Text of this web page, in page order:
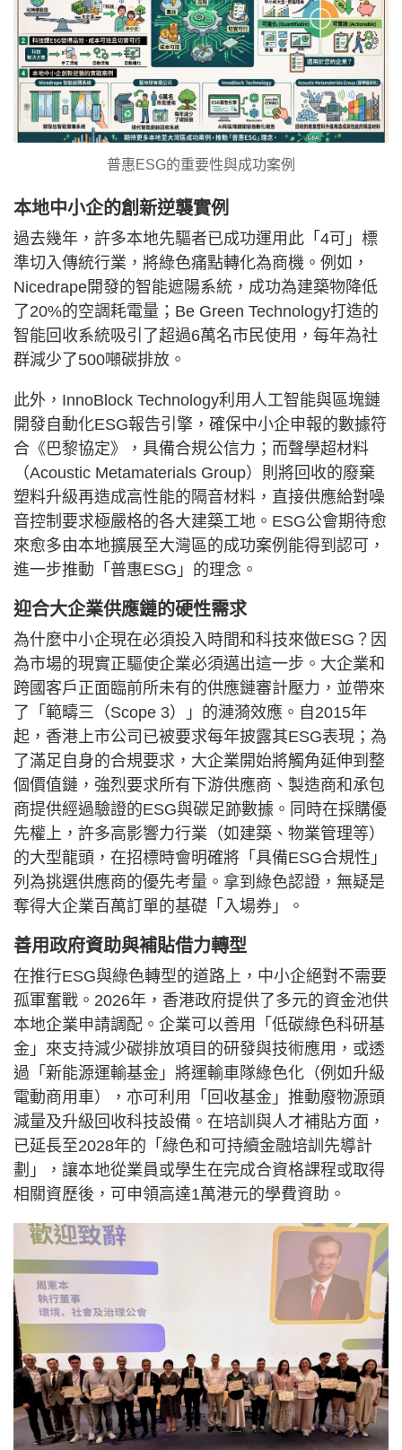
普惠ESG的重要性與成功案例
本地中小企的創新逆襲實例
過去幾年，許多本地先驅者已成功運用此「4可」標
準切入傳統行業，將綠色痛點轉化為商機。例如，
Nicedrape開發的智能遮陽系統，成功為建築物降低
了20%的空調耗電量；Be Green Technology打造的
智能回收系統吸引了超過6萬名市民使用，每年為社
群減少了500噸碳排放。
此外，InnoBlock Technology利用人工智能與區塊鏈
開發自動化ESG報告引擎，確保中小企申報的數據符
合《巴黎協定》，具備合規公信力；而聲學超材料
（Acoustic Metamaterials Group）則將回收的廢棄
塑料升級再造成高性能的隔音材料，直接供應給對噪
音控制要求極嚴格的各大建築工地。ESG公會期待愈
來愈多由本地擴展至大灣區的成功案例能得到認可，
進一步推動「普惠ESG」的理念。
迎合大企業供應鏈的硬性需求
為什麼中小企現在必須投入時間和科技來做ESG？因
為市場的現實正驅使企業必須邁出這一步。大企業和
跨國客戶正面臨前所未有的供應鏈審計壓力，並帶來
了「範疇三（Scope 3）」的漣漪效應。自2015年
起，香港上市公司已被要求每年披露其ESG表現；為
了滿足自身的合規要求，大企業開始將觸角延伸到整
個價值鏈，強烈要求所有下游供應商、製造商和承包
商提供經過驗證的ESG與碳足跡數據。同時在採購優
先權上，許多高影響力行業（如建築、物業管理等）
的大型龍頭，在招標時會明確將「具備ESG合規性」
列為挑選供應商的優先考量。拿到綠色認證，無疑是
奪得大企業百萬訂單的基礎「入場券」。
善用政府資助與補貼借力轉型
在推行ESG與綠色轉型的道路上，中小企絕對不需要
孤軍奮戰。2026年，香港政府提供了多元的資金池供
本地企業申請調配。企業可以善用「低碳綠色科研基
金」來支持減少碳排放項目的研發與技術應用，或透
過「新能源運輸基金」將運輸車隊綠色化（例如升級
電動商用車），亦可利用「回收基金」推動廢物源頭
減量及升級回收科技設備。在培訓與人才補貼方面，
已延長至2028年的「綠色和可持續金融培訓先導計
劃」，讓本地從業員或學生在完成合資格課程或取得
相關資歷後，可申領高達1萬港元的學費資助。